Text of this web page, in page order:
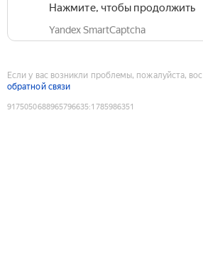
Нажмите, чтобы продолжить
Yandex SmartCaptcha
Если у вас возникли проблемы, пожалуйста,
обратной связи
9175050688965796635:1785986351